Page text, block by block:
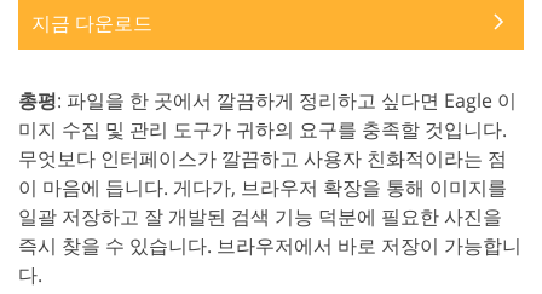
지금 다운로드
총평: 파일을 한 곳에서 깔끔하게 정리하고 싶다면 Eagle 이
미지 수집 및 관리 도구가 귀하의 요구를 충족할 것입니다.
무엇보다 인터페이스가 깔끔하고 사용자 친화적이라는 점
이 마음에 듭니다. 게다가, 브라우저 확장을 통해 이미지를
일괄 저장하고 잘 개발된 검색 기능 덕분에 필요한 사진을
즉시 찾을 수 있습니다. 브라우저에서 바로 저장이 가능합니
다.